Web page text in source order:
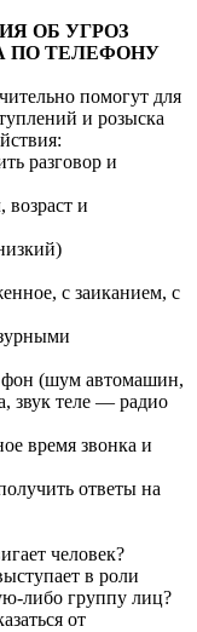
ОБ УГРОЗ
ПО ТЕЛЕФОНУ
помогут для
и розыска
разговор и
возраст и
с заиканием, с
фон (шум автомашин,
звук теле — радио
время звонка и
ответы на
человек?
в роли
либо группу лиц?
от